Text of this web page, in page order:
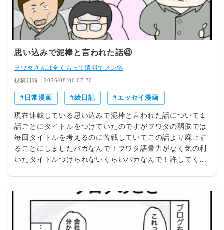
思い込みで泥棒と言われた話㊸
ヲワタさんは全くもって情弱でメン弱
投稿日時：2026/08/06 07:30
日常漫画 絵日記 エッセイ漫画
現在連載している思い込みで泥棒と言われた話について１
話ごとにタイトルをつけていたのですがヲワタの弱脳では
毎回タイトルを考えるのに苦戦していてこの話より廃止す
ることにしましたバカなんで！ヲワタ語彙力がなく気の利
いたタイトルつけられないくらいバカなんで！許してくだ
て面白みのない内容ですが私なりに要約して連載していき
ます個人の特定を避ける為に本筋から外れないよう脚色を
することもありますがもうこれは堪忍してねヲワタは学が
ないので全体的に伝わりづらい文章構成があると思います